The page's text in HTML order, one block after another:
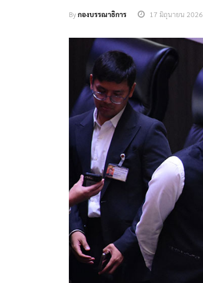
Byกองบรรณาธิการ 17 มิถุนายน 2026